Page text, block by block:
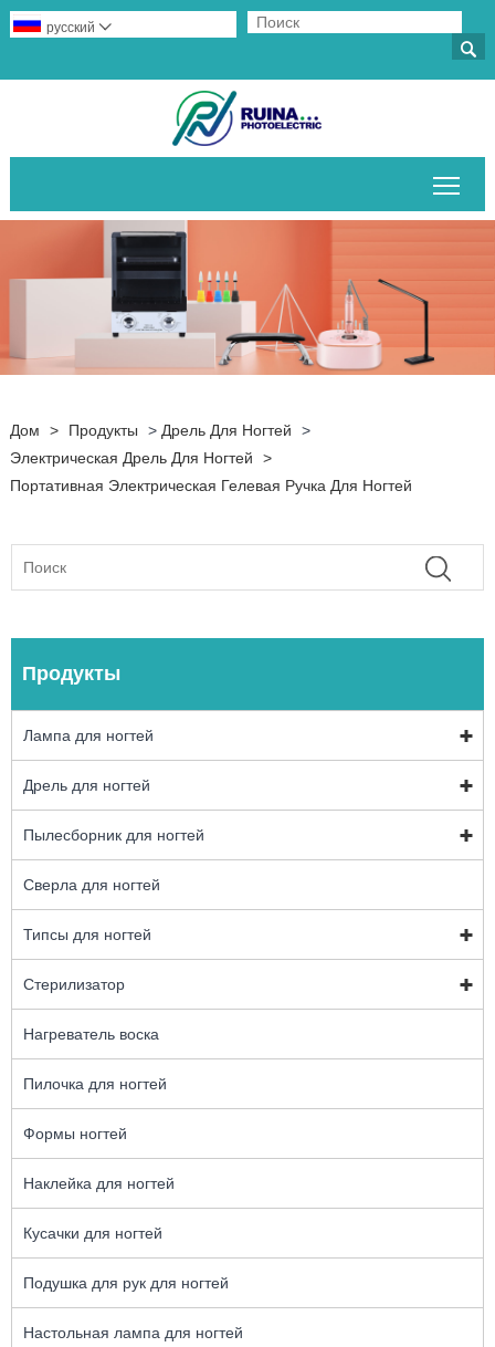

русский 
Дом > Продукты > Дрель Для Ногтей
>
Электрическая Дрель Для Ногтей
>
Портативная Электрическая Гелевая Ручка Для Ногтей
Продукты
Лампа для ногтей
Дрель для ногтей
Пылесборник для ногтей
Сверла для ногтей
Типсы для ногтей
Стерилизатор
Нагреватель воска
Пилочка для ногтей
Формы ногтей
Наклейка для ногтей
Кусачки для ногтей
Подушка для рук для ногтей
Настольная лампа для ногтей